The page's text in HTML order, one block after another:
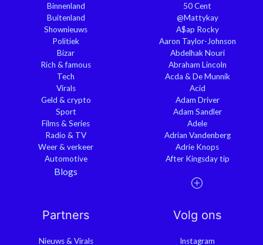
Binnenland
Buitenland
Shownieuws
Politiek
Bizar
Rich & famous
Tech
Virals
Geld & crypto
Sport
Films & Series
Radio & TV
Weer & verkeer
Automotive
Blogs
50 Cent
@Mattykay
A$ap Rocky
Aaron Taylor-Johnson
Abdelhak Nouri
Abraham Lincoln
Acda & De Munnik
Acid
Adam Driver
Adam Sandler
Adele
Adrian Vandenberg
Adrie Knops
After Kingsday tip
Partners
Nieuws & Virals
Volg ons
Instagram